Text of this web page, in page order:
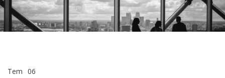
Tem 06